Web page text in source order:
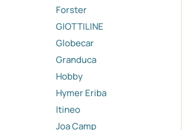
Forster
GIOTTILINE
Globecar
Granduca
Hobby
Hymer Eriba
Itineo
Joa Camp